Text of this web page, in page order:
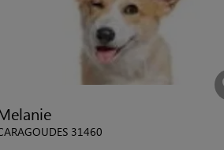
31460